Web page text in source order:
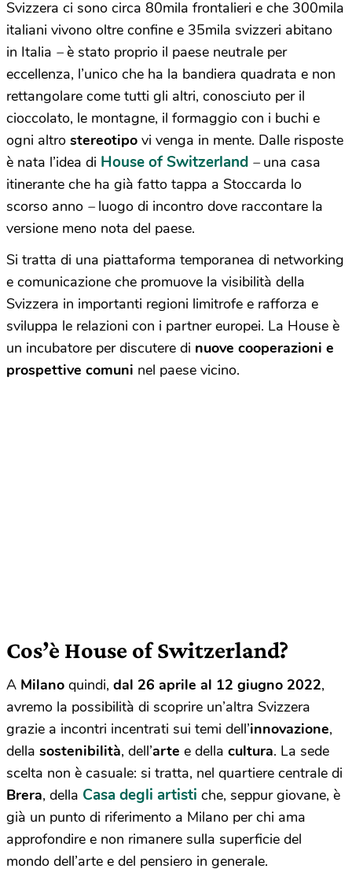
Svizzera ci sono circa 80mila frontalieri e che 300mila
italiani vivono oltre confine e 35mila svizzeri abitano
in Italia –è stato proprio il paese neutrale per
eccellenza, l’unico che ha la bandiera quadrata e non
rettangolare come tutti gli altri, conosciuto per il
cioccolato, le montagne, il formaggio con i buchi e
ogni altro stereotipo vi venga in mente. Dalle risposte
è nata l’idea di House of Switzerland – una casa
itinerante che ha già fatto tappa a Stoccarda lo
scorso anno – luogo di incontro dove raccontare la
versione meno nota del paese.
Si tratta di una piattaforma temporanea di networking
e comunicazione che promuove la visibilità della
Svizzera in importanti regioni limitrofe e rafforza e
sviluppa le relazioni con i partner europei. La House è
un incubatore per discutere di nuove cooperazioni e
prospettive comuni nel paese vicino.
Cos’è House of Switzerland?
A Milano quindi, dal 26 aprile al 12 giugno 2022,
avremo la possibilità di scoprire un’altra Svizzera
grazie a incontri incentrati sui temi dell’innovazione,
della sostenibilità, dell’arte e della cultura. La sede
scelta non è casuale: si tratta, nel quartiere centrale di
Brera, della Casa degli artisti che, seppur giovane, è
già un punto di riferimento a Milano per chi ama
approfondire e non rimanere sulla superficie del
mondo dell’arte e del pensiero in generale.